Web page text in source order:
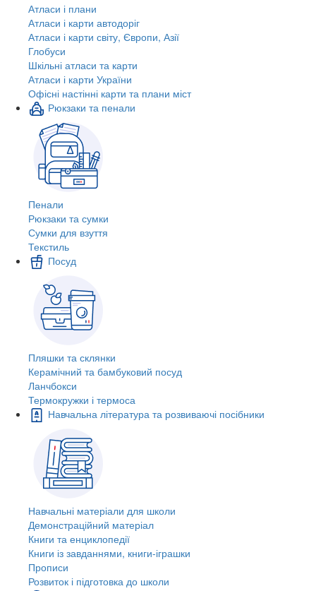
Атласи і плани
Атласи і карти автодоріг
Атласи і карти світу, Європи, Азії
Глобуси
Шкільні атласи та карти
Атласи і карти України
Офісні настінні карти та плани міст
Рюкзаки та пенали
Пенали
Рюкзаки та сумки
Сумки для взуття
Текстиль
Посуд
Пляшки та склянки
Керамічний та бамбуковий посуд
Ланчбокси
Термокружки і термоса
Навчальна література та розвиваючі посібники
Навчальні матеріали для школи
Демонстраційний матеріал
Книги та енциклопедії
Книги із завданнями, книги-іграшки
Прописи
Розвиток і підготовка до школи